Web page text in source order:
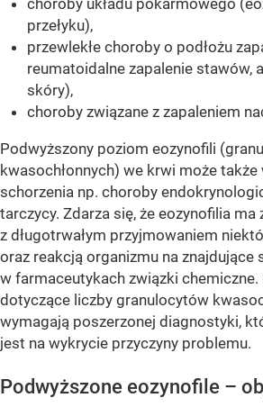
przełyku),
przewlekłe choroby o podłożu
reumatoidalne zapalenie stawów,
skóry),
choroby związane z zapaleniem
Podwyższony poziom eozynofili
kwasochłonnych) we krwi może
schorzenia np. choroby
tarczycy. Zdarza się, że eozynofilia ma
z długotrwałym przyjmowaniem
oraz reakcją organizmu na znajdujące
w farmaceutykach związki
dotyczące liczby granulocytów
wymagają poszerzonej diagnostyki,
jest na wykrycie przyczyny problemu.
Podwyższone eozynofile –